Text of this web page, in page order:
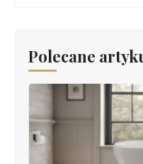
Polecane